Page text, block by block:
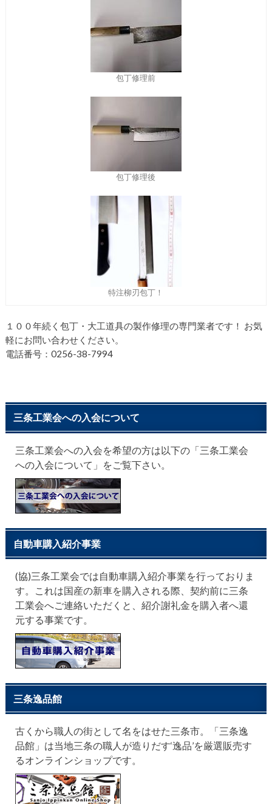
包丁修理前
包丁修理後
特注柳刃包丁！
１００年続く包丁・大工道具の製作修理の専門業者です！ お気
軽にお問い合わせください。
電話番号：0256-38-7994
三条工業会への入会について
三条工業会への入会を希望の方は以下の「三条工業会
への入会について」をご覧下さい。
自動車購入紹介事業
(協)三条工業会では自動車購入紹介事業を行っておりま
す。これは国産の新車を購入される際、契約前に三条
工業会へご連絡いただくと、紹介謝礼金を購入者へ還
元する事業です。
三条逸品館
古くから職人の街として名をはせた三条市。「三条逸
品館」は当地三条の職人が造りだす‘逸品’を厳選販売す
るオンラインショップです。